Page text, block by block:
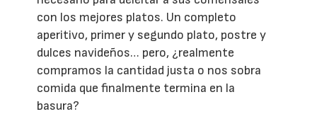
con los mejores platos. Un completo
aperitivo, primer y segundo plato, postre y
dulces navideños… pero, ¿realmente
compramos la cantidad justa o nos sobra
comida que finalmente termina en la
basura?